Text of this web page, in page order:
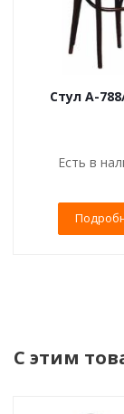
Стул А-
Есть в
С этим